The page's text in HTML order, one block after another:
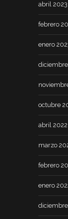
abril 2023
febrero
enero
octubre
abril 2022
marzo
febrero
enero